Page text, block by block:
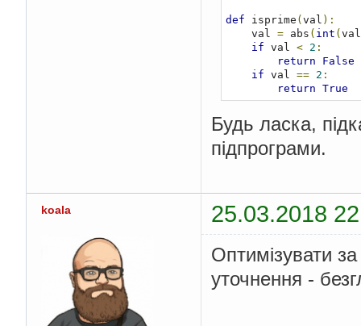
def isprime ( val ):
    val
= abs ( int ( val
if val < 2 :
return
False
if val == 2 :
return True
if not val & 1:
False
for x in range(3,
if val
return
if issqr ( i):
print( i,
'є
print(i,'є
isprime
print( i,'є
Будь ласка,
підпрограми.
koala 25.03.2018
Оптимізувати
уточнення -